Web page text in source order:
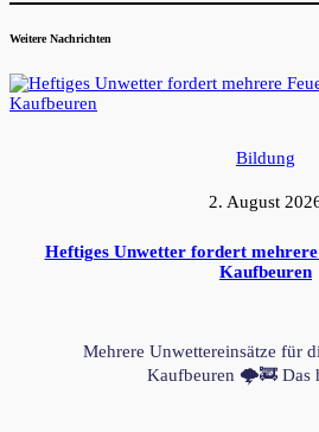
Weitere Nachrichten
Bildung
2. August
Heftiges Unwetter fordert
Kaufbeuren
Mehrere Unwettereinsätze für
Kaufbeuren 🌩️🚒 Das